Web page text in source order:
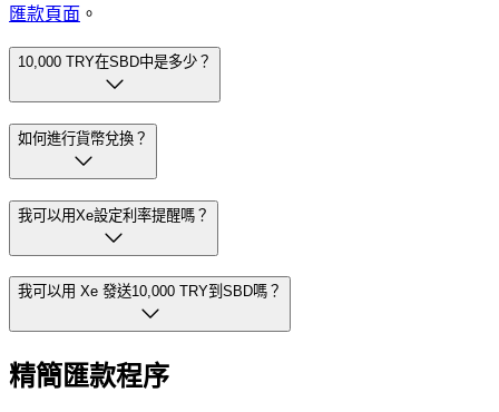
匯款頁面 。
10,000 TRY在SBD中是多少？
如何進行貨幣兌換？
我可以用Xe設定利率提醒嗎？
我可以用 Xe 發送10,000 TRY到SBD嗎？
精簡匯款程序